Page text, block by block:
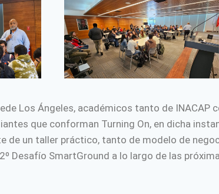
Los Ángeles, académicos tanto de INACAP
que conforman Turning On, en dicha
de un taller práctico, tanto de modelo de
Desafío SmartGround a lo largo de las